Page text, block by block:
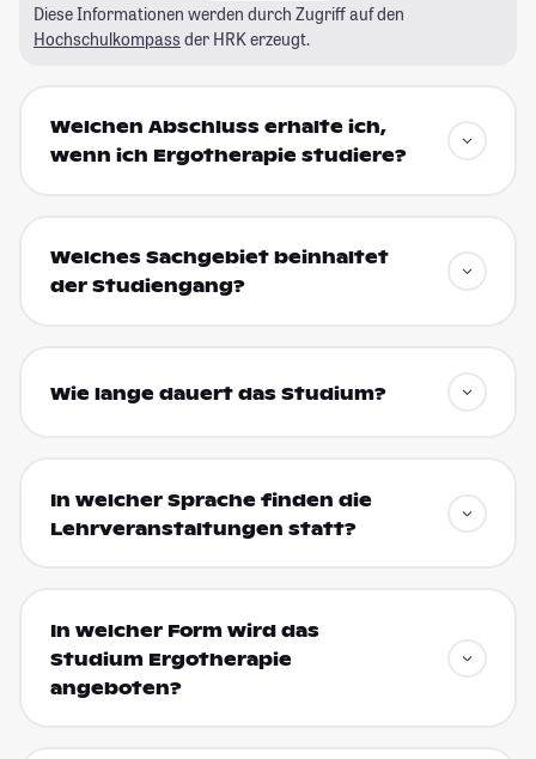
Diese Informationen werden durch Zugriff auf den
Hochschulkompass der HRK erzeugt.
Welchen Abschluss erhalte ich,
wenn ich Ergotherapie studiere?
Welches Sachgebiet beinhaltet
der Studiengang?
Wie lange dauert das Studium?
In welcher Sprache finden die
Lehrveranstaltungen statt?
In welcher Form wird das
Studium Ergotherapie
angeboten?